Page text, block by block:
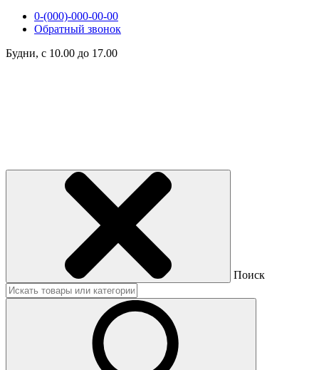
0-(000)-000-00-00
Обратный звонок
Будни, с 10.00 до 17.00
Поиск